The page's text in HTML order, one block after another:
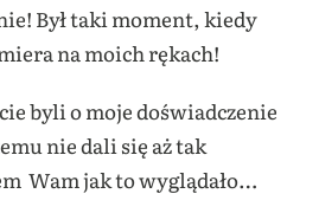
Był taki moment, kiedy
na moich rękach!
byli o moje doświadczenie
nie dali się aż tak
Wam jak to wyglądało…